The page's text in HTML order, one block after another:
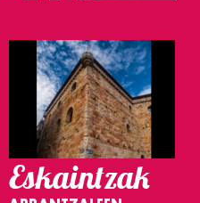
Eskaintzak